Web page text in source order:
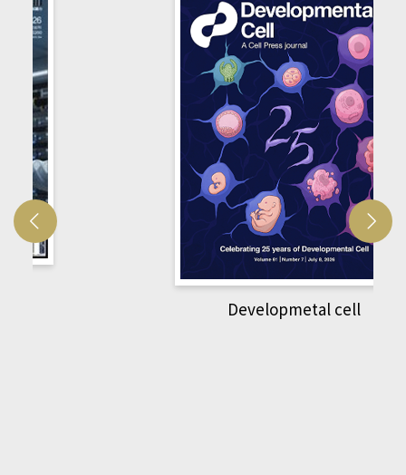
Developmetal cell